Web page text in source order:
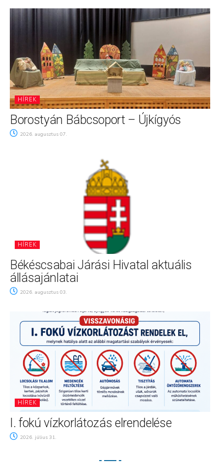
HÍREK
Borostyán Bábcsoport – Újkígyós
2026. augusztus 07.
HÍREK
Békéscsabai Járási Hivatal aktuális
állásajánlatai
2026. augusztus 03.
HÍREK
I. fokú vízkorlátozás elrendelése
2026. július 31.